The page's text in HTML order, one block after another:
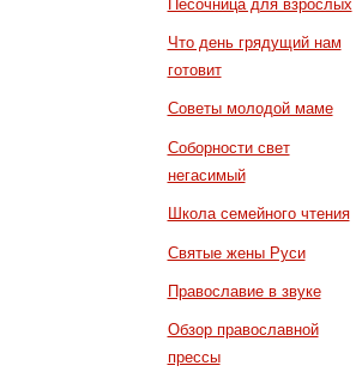
Песочница для взрослых
Что день грядущий нам
готовит
Советы молодой маме
Соборности свет
негасимый
Школа семейного чтения
Святые жены Руси
Православие в звуке
Обзор православной
прессы